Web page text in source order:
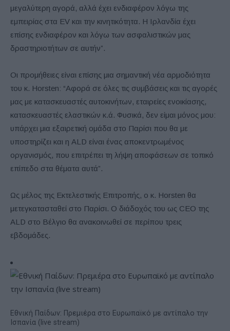
μεγαλύτερη αγορά, αλλά έχει ενδιαφέρον λόγω της
εμπειρίας στα EV και την κινητικότητα. Η Ιρλανδία έχει
επίσης ενδιαφέρον και λόγω των ασφαλιστικών μας
δραστηριοτήτων σε αυτήν”.
Οι προμήθειες είναι επίσης μια σημαντική νέα αρμοδιότητα
του κ. Horsten: “Αφορά σε όλες τις συμβάσεις και τις αγορές
μας με κατασκευαστές αυτοκινήτων, εταιρείες ενοικίασης,
κατασκευαστές ελαστικών κ.ά. Φυσικά, δεν είμαι μόνος μου:
υπάρχει μια εξαιρετική ομάδα στο Παρίσι που θα με
υποστηρίζει και η ALD είναι ένας αποκεντρωμένος
οργανισμός, που επιτρέπει τη λήψη αποφάσεων σε τοπικό
επίπεδο στα θέματα αυτά”.
Ως μέλος της Εκτελεστικής Επιτροπής, ο κ. Horsten θα
μετεγκατασταθεί στο Παρίσι. Ο διάδοχός του ως CEO της
ALD στο Βέλγιο θα ανακοινωθεί σε περίπου τρεις
εβδομάδες.
Εθνική Παίδων: Πρεμιέρα στο Ευρωπαϊκό με αντίπαλο την
Ισπανία (live stream)